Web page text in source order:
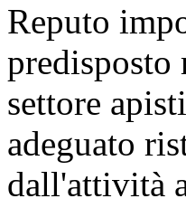
Reputo
predisposto
settore
adeguato
dall'attività